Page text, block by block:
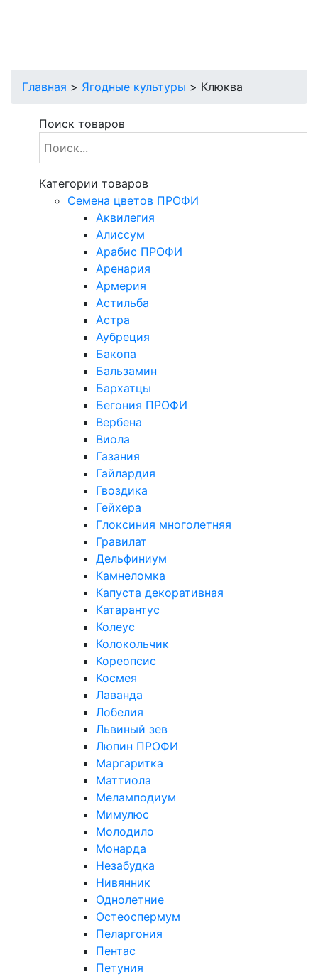
Главная > Ягодные культуры > Клюква
Поиск товаров
Категории товаров
Cемена цветов ПРОФИ
Аквилегия
Алиссум
Арабис ПРОФИ
Аренария
Армерия
Астильба
Астра
Аубреция
Бакопа
Бальзамин
Бархатцы
Бегония ПРОФИ
Вербена
Виола
Газания
Гайлардия
Гвоздика
Гейхера
Глоксиния многолетняя
Гравилат
Дельфиниум
Камнеломка
Капуста декоративная
Катарантус
Колеус
Колокольчик
Кореопсис
Космея
Лаванда
Лобелия
Львиный зев
Люпин ПРОФИ
Маргаритка
Маттиола
Меламподиум
Мимулюс
Молодило
Монарда
Незабудка
Нивянник
Однолетние
Остеоспермум
Пеларгония
Пентас
Петуния